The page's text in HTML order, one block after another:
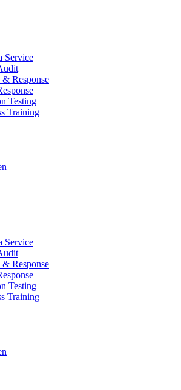
Service
Response
Testing
Training
Service
Response
Testing
Training